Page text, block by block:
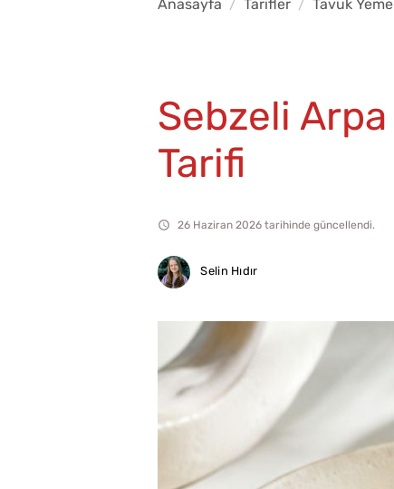
Anasayfa Tarifler Tavuk
Sebzeli Arpa
Tarifi
26 Haziran 2026 tarihinde güncellendi.
Selin Hıdır